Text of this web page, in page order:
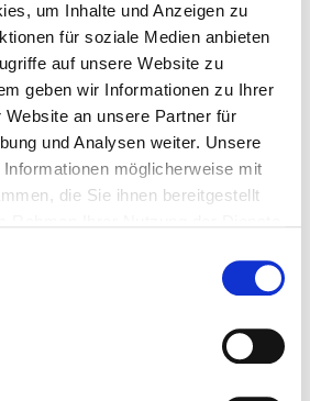
um Inhalte und Anzeigen zu
für soziale Medien anbieten
auf unsere Website zu
geben wir Informationen zu Ihrer
Website an unsere Partner für
und Analysen weiter. Unsere
möglicherweise mit
die Sie ihnen bereitgestellt
Mit Notfallambulanz
Anfahrt